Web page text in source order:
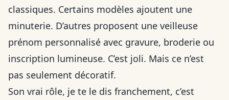
classiques. Certains modèles ajoutent une
minuterie. D’autres proposent une veilleuse
prénom personnalisé avec gravure, broderie ou
inscription lumineuse. C’est joli. Mais ce n’est
pas seulement décoratif.
Son vrai rôle, je te le dis franchement, c’est